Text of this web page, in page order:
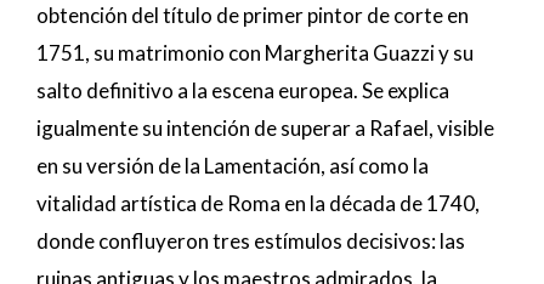
obtención del título de primer pintor de corte en
1751, su matrimonio con Margherita Guazzi y su
salto definitivo a la escena europea. Se explica
igualmente su intención de superar a Rafael, visible
en su versión de la Lamentación, así como la
vitalidad artística de Roma en la década de 1740,
donde confluyeron tres estímulos decisivos: las
ruinas antiguas y los maestros admirados, la